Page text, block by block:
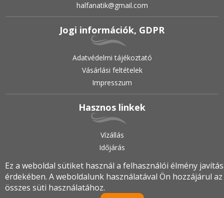
halfanatik@gmail.com
Jogi információk, GDPR
Adatvédelmi tájékoztató
Vásárlási feltételek
Impresszum
Hasznos linkek
Vízállás
Időjárás
2019.•© halfanatik.hu•Minden jog fenntartva!
Ez a weboldal sütiket használ a felhasználói élmény
érdekében. A weboldalunk használatával Ön hozzájárul az
összes süti használatához.